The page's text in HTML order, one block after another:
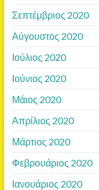
Σεπτέμβριος 2020
Αύγουστος 2020
Ιούλιος 2020
Ιούνιος 2020
Μάιος 2020
Απρίλιος 2020
Μάρτιος 2020
Φεβρουάριος 2020
Ιανουάριος 2020